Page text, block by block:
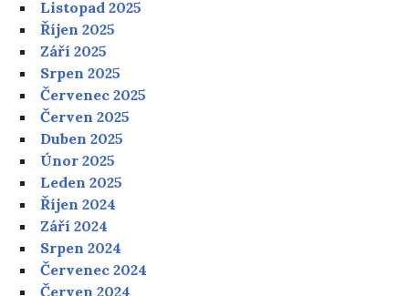
Listopad 2025
Říjen 2025
Září 2025
Srpen 2025
Červenec 2025
Červen 2025
Duben 2025
Únor 2025
Leden 2025
Říjen 2024
Září 2024
Srpen 2024
Červenec 2024
Červen 2024